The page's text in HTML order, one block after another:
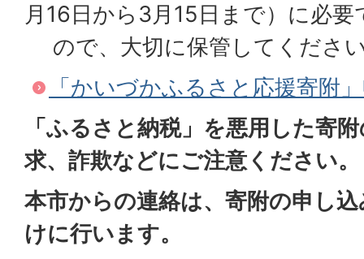
月16日から3月15日まで）に必要
ので、大切に保管してくださ
「かいづかふるさと応援寄附
「ふるさと納税」を悪用した寄
求、詐欺などにご注意ください。
本市からの連絡は、寄附の申し
けに行います。